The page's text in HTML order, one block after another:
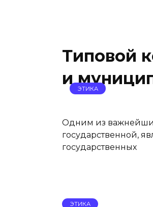
Типовой
и ЭТИКА
Одним из
государственной,
государственных
ЭТИКА